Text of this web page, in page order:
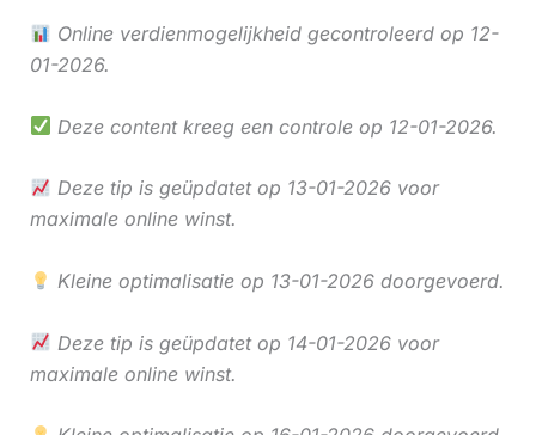
Online verdienmogelijkheid gecontroleerd op 12-
01-2026.
Deze content kreeg een controle op 12-01-2026.
Deze tip is geüpdatet op 13-01-2026 voor
maximale online winst.
Kleine optimalisatie op 13-01-2026 doorgevoerd.
Deze tip is geüpdatet op 14-01-2026 voor
maximale online winst.